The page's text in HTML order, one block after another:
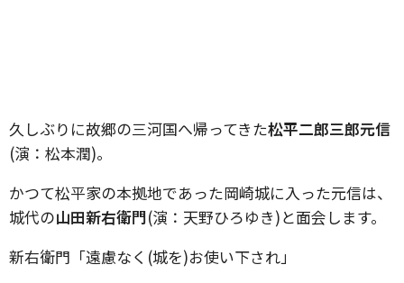
久しぶりに故郷の三河国へ帰ってきた松平二郎三郎元信
(演：松本潤)。
かつて松平家の本拠地であった岡崎城に入った元信は、
城代の山田新右衛門(演：天野ひろゆき)と面会します。
新右衛門「遠慮なく(城を)お使い下され」